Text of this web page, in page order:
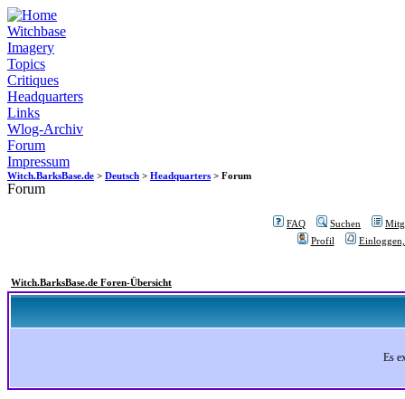
Witchbase
Imagery
Topics
Critiques
Headquarters
Links
Wlog-Archiv
Forum
Impressum
Witch.BarksBase.de > Deutsch > Headquarters > Forum
Forum
FAQ Suchen
Profil
Witch.BarksBase.de Foren-Übersicht
Es